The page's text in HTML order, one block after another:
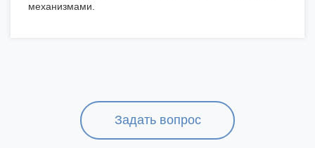
механизмами.
Задать вопрос